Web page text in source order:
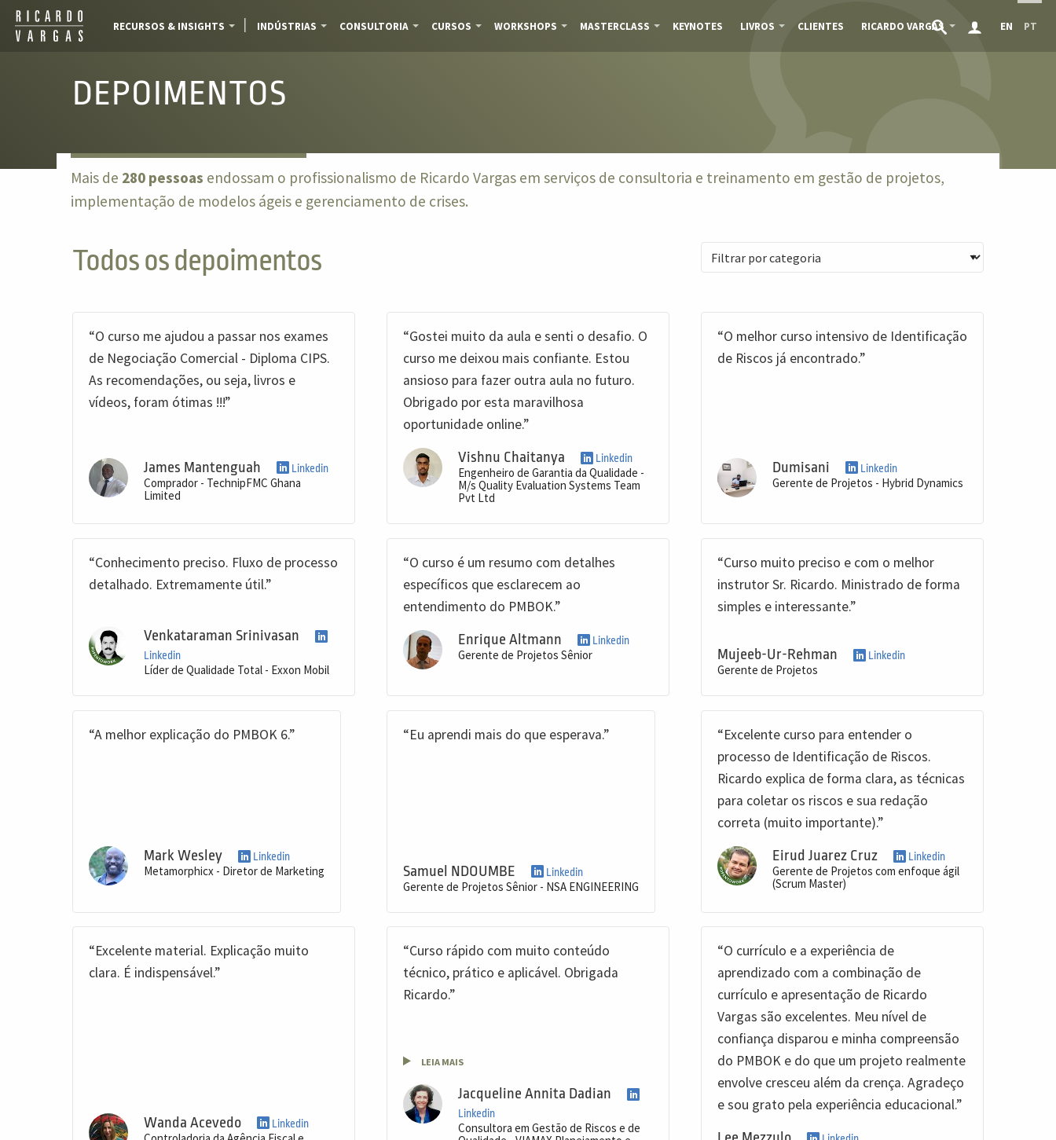
RECURSOS & INSIGHTS INDÚSTRIAS CONSULTORIA CURSOS WORKSHOPS MASTERCLASS KEYNOTES LIVROS CLIENTES RICARDO VARGAS EN PT
DEPOIMENTOS
Mais de 280 pessoas endossam o profissionalismo de Ricardo Vargas em serviços de consultoria e treinamento em gestão de projetos,
implementação de modelos ágeis e gerenciamento de crises.
Todos os depoimentos
“O curso me ajudou a passar nos exames
de Negociação Comercial - Diploma CIPS.
As recomendações, ou seja, livros e
vídeos, foram ótimas !!!”
James Mantenguah Linkedin
Comprador - TechnipFMC Ghana
Limited
“Gostei muito da aula e senti o desafio. O
curso me deixou mais confiante. Estou
ansioso para fazer outra aula no futuro.
Obrigado por esta maravilhosa
oportunidade online.”
Vishnu Chaitanya
Linkedin
Engenheiro de Garantia da Qualidade -
M/s Quality Evaluation Systems Team
Pvt Ltd
“O melhor curso intensivo de Identificação
de Riscos já encontrado.”
Dumisani Linkedin
Gerente de Projetos - Hybrid Dynamics
“Conhecimento preciso. Fluxo de processo
detalhado. Extremamente útil.”
Venkataraman Srinivasan
Linkedin
Líder de Qualidade Total - Exxon Mobil
“O curso é um resumo com detalhes
específicos que esclarecem ao
entendimento do PMBOK.”
Enrique Altmann
Linkedin
Gerente de Projetos Sênior
“Curso muito preciso e com o melhor
instrutor Sr. Ricardo. Ministrado de forma
simples e interessante.”
Mujeeb-Ur-Rehman Linkedin
Gerente de Projetos
“A melhor explicação do PMBOK 6.”
Mark Wesley Linkedin
Metamorphicx - Diretor de Marketing
“Eu aprendi mais do que esperava.”
Samuel NDOUMBE Linkedin
Gerente de Projetos Sênior - NSA ENGINEERING
“Excelente curso para entender o
processo de Identificação de Riscos.
Ricardo explica de forma clara, as técnicas
para coletar os riscos e sua redação
correta (muito importante).”
Eirud Juarez Cruz
Linkedin
Gerente de Projetos com enfoque ágil
(Scrum Master)
“Excelente material. Explicação muito
clara. É indispensável.”
Wanda Acevedo Linkedin
“Curso rápido com muito conteúdo
técnico, prático e aplicável. Obrigada
Ricardo.”
LEIA MAIS
Jacqueline Annita Dadian
Linkedin
Consultora em Gestão de Riscos e de
“O currículo e a experiência de
aprendizado com a combinação de
currículo e apresentação de Ricardo
Vargas são excelentes. Meu nível de
confiança disparou e minha compreensão
do PMBOK e do que um projeto realmente
envolve cresceu além da crença. Agradeço
e sou grato pela experiência educacional.”